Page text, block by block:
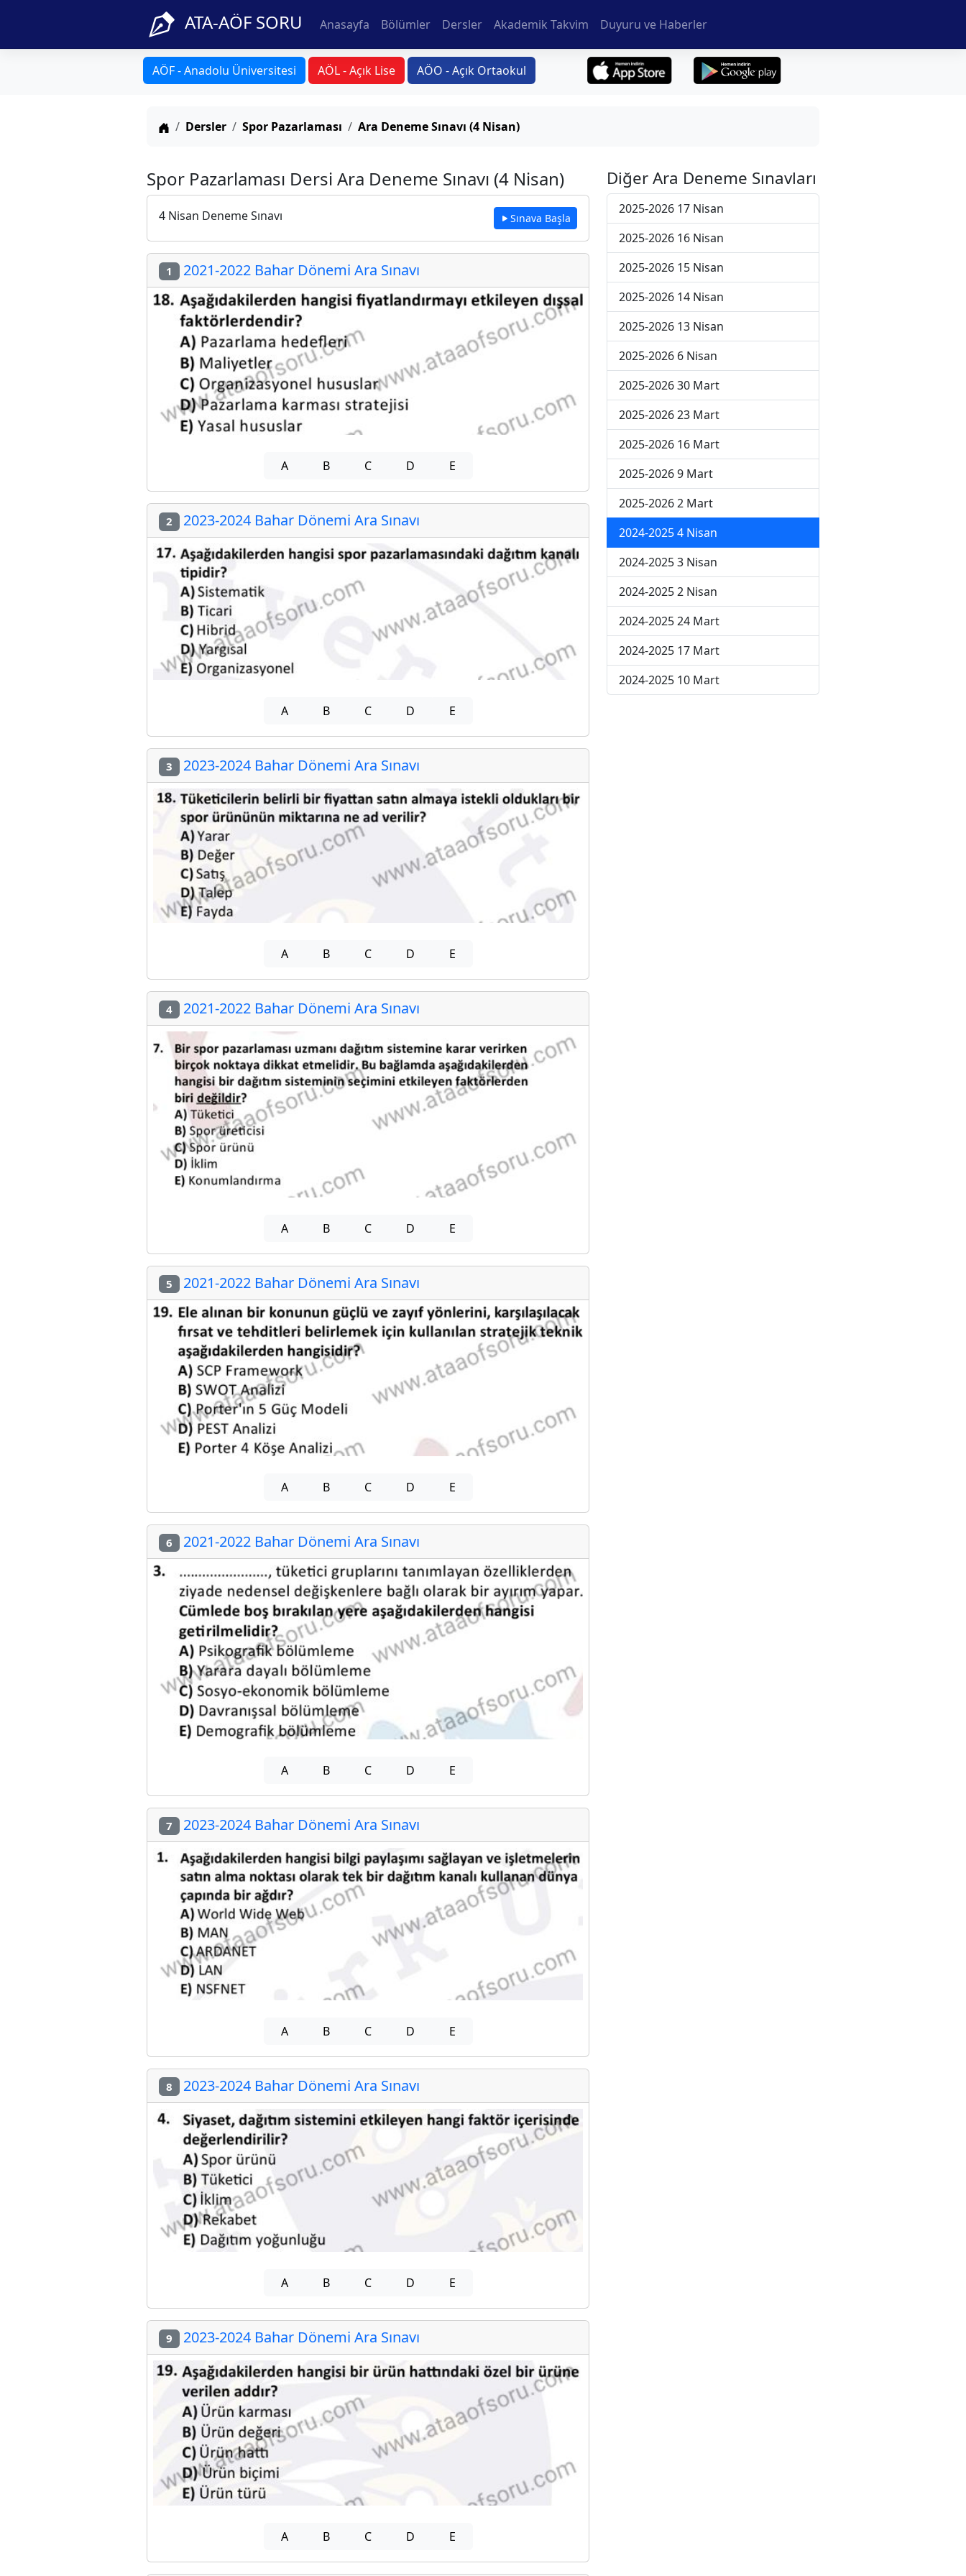
ATA-AÖF SORU Anasayfa Bölümler Dersler Akademik Takvim Duyuru ve Haberler
AÖF - Anadolu Üniversitesi AÖL - Açık Lise AÖO - Açık Ortaokul
Anasayfa
Dersler Spor Pazarlaması Ara Deneme Sınavı (4 Nisan)
Spor Pazarlaması Dersi Ara Deneme Sınavı (4 Nisan)
4 Nisan Deneme Sınavı Sınava Başla
1 2021-2022 Bahar Dönemi Ara Sınavı
A B C D E
2 2023-2024 Bahar Dönemi Ara Sınavı
A B C D E
3 2023-2024 Bahar Dönemi Ara Sınavı
A B C D E
4 2021-2022 Bahar Dönemi Ara Sınavı
A B C D E
5 2021-2022 Bahar Dönemi Ara Sınavı
A B C D E
6 2021-2022 Bahar Dönemi Ara Sınavı
A B C D E
7 2023-2024 Bahar Dönemi Ara Sınavı
A B C D E
8 2023-2024 Bahar Dönemi Ara Sınavı
A B C D E
9 2023-2024 Bahar Dönemi Ara Sınavı
A B C D E
Diğer Ara Deneme Sınavları
2025-2026 17 Nisan
2025-2026 16 Nisan
2025-2026 15 Nisan
2025-2026 14 Nisan
2025-2026 13 Nisan
2025-2026 6 Nisan
2025-2026 30 Mart
2025-2026 23 Mart
2025-2026 16 Mart
2025-2026 9 Mart
2025-2026 2 Mart
2024-2025 4 Nisan
2024-2025 3 Nisan
2024-2025 2 Nisan
2024-2025 24 Mart
2024-2025 17 Mart
2024-2025 10 Mart